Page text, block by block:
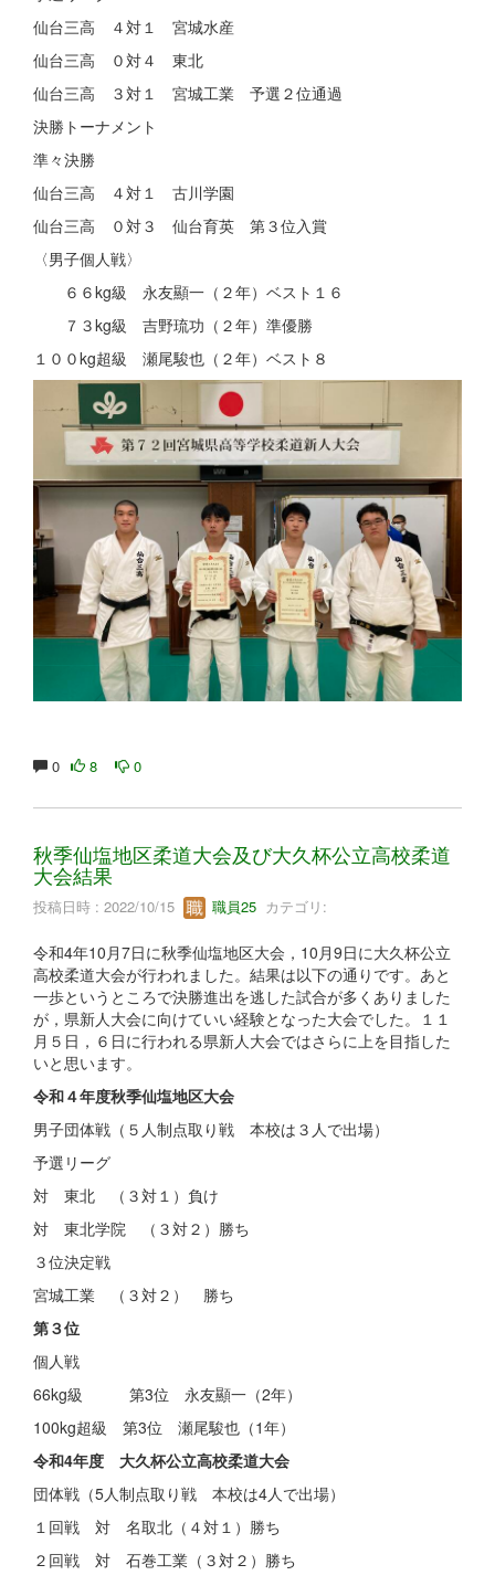
仙台三高 ４対１ 宮城水産
仙台三高 ０対４ 東北
仙台三高 ３対１ 宮城工業 予選２位通過
決勝トーナメント
準々決勝
仙台三高 ４対１ 古川学園
仙台三高 ０対３ 仙台育英 第３位入賞
〈男子個人戦〉
６６kg級 永友顯一（２年）ベスト１６
７３kg級 吉野琉功（２年）準優勝
１００kg超級 瀬尾駿也（２年）ベスト８
0 8 0
秋季仙塩地区柔道大会及び大久杯公立高校柔道
大会結果
投稿日時 : 2022/10/15 職員25 カテゴリ:
令和4年10月7日に秋季仙塩地区大会，10月9日に大久杯公立
高校柔道大会が行われました。結果は以下の通りです。あと
一歩というところで決勝進出を逃した試合が多くありました
が，県新人大会に向けていい経験となった大会でした。１１
月５日，６日に行われる県新人大会ではさらに上を目指した
いと思います。
令和４年度秋季仙塩地区大会
男子団体戦（５人制点取り戦 本校は３人で出場）
予選リーグ
対 東北 （３対１）負け
対 東北学院 （３対２）勝ち
３位決定戦
宮城工業 （３対２） 勝ち
第３位
個人戦
66kg級 第3位 永友顯一（2年）
100kg超級 第3位 瀬尾駿也（1年）
令和4年度 大久杯公立高校柔道大会
団体戦（5人制点取り戦 本校は4人で出場）
１回戦 対 名取北（４対１）勝ち
２回戦 対 石巻工業（３対２）勝ち